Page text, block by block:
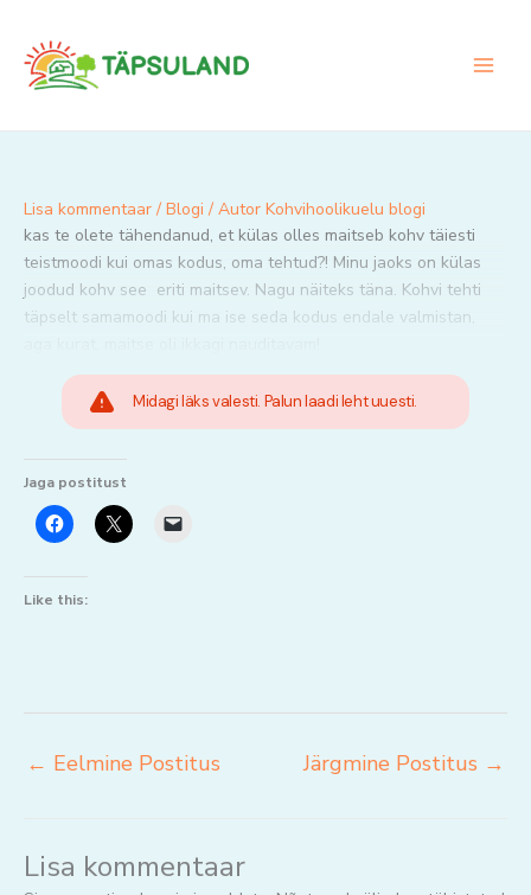
content
Lisa kommentaar / Blogi / Autor Kohvihoolikuelu blogi
kas te olete tähendanud, et külas olles maitseb kohv täiesti
teistmoodi kui omas kodus, oma tehtud?! Minu jaoks on külas
joodud kohv see eriti maitsev. Nagu näiteks täna. Kohvi tehti
täpselt samamoodi kui ma ise seda kodus endale valmistan,
Midagi läks valesti. Palun laadi leht uuesti.
Jaga postitust
Like this:
← Eelmine Postitus Järgmine Postitus →
Lisa kommentaar